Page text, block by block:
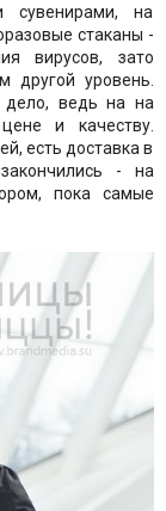
сувенирами, на
стаканы -
вирусов, зато
другой уровень.
дело, ведь на на
и качеству.
есть доставка в
- на
пока самые